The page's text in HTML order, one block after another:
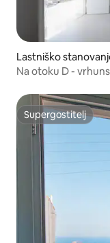
Lastniško
Na otoku D -
Supergostitelj
Supergostitelj